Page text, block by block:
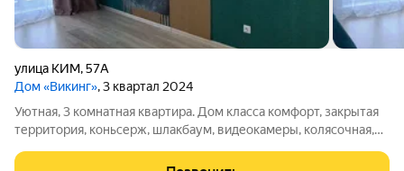
улица КИМ,57А
Дом «Викинг», 3 квартал 2024
Уютная, 3 комнатная квартира. Дом класса комфорт, закрытая
территория, коньсерж, шлакбаум, видеокамеры, колясочная,
зоной, гостевой туалет. Комнаты изолированы. Планировка